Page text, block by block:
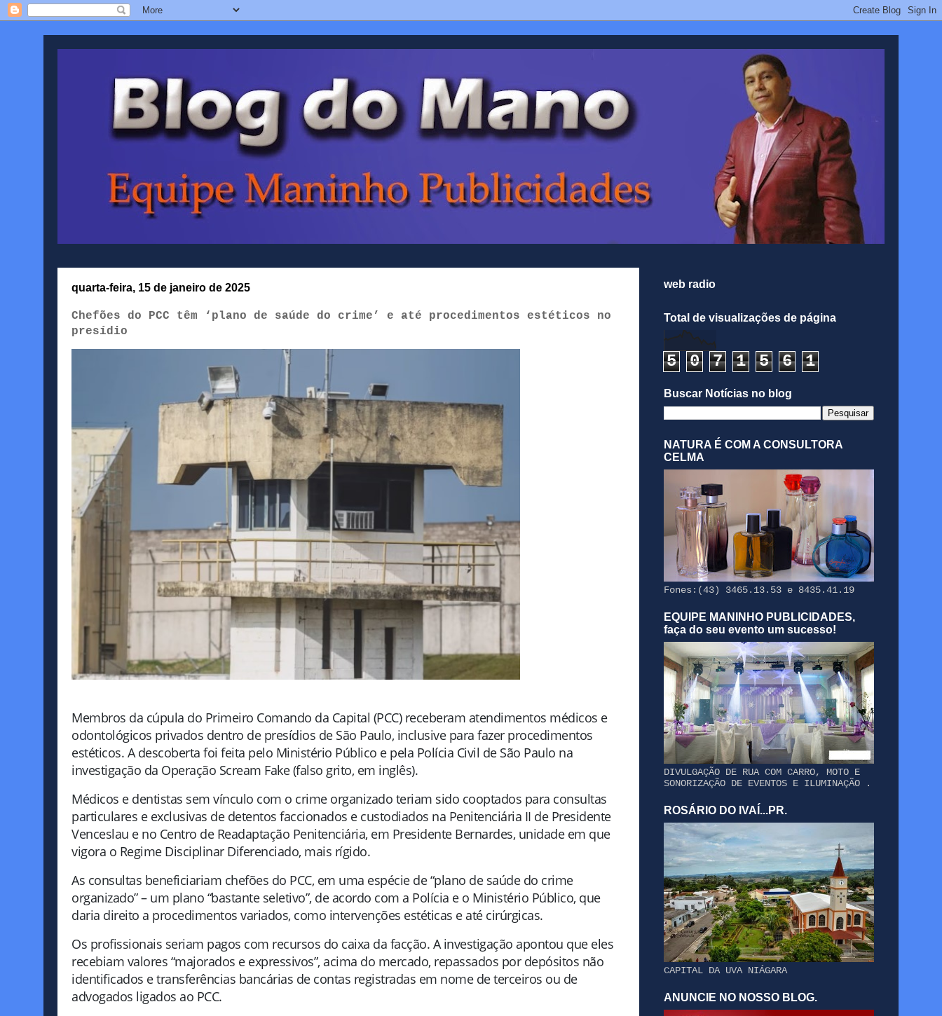
quarta-feira, 15 de janeiro de 2025
Chefões do PCC têm ‘plano de saúde do crime’ e até procedimentos estéticos no
presídio
Membros da cúpula do Primeiro Comando da Capital (PCC) receberam atendimentos médicos e
odontológicos privados dentro de presídios de São Paulo, inclusive para fazer procedimentos
estéticos. A descoberta foi feita pelo Ministério Público e pela Polícia Civil de São Paulo na
investigação da Operação Scream Fake (falso grito, em inglês).
Médicos e dentistas sem vínculo com o crime organizado teriam sido cooptados para consultas
particulares e exclusivas de detentos faccionados e custodiados na Penitenciária II de Presidente
Venceslau e no Centro de Readaptação Penitenciária, em Presidente Bernardes, unidade em que
vigora o Regime Disciplinar Diferenciado, mais rígido.
As consultas beneficiariam chefões do PCC, em uma espécie de “plano de saúde do crime
organizado” – um plano “bastante seletivo”, de acordo com a Polícia e o Ministério Público, que
daria direito a procedimentos variados, como intervenções estéticas e até cirúrgicas.
Os profissionais seriam pagos com recursos do caixa da facção. A investigação apontou que eles
recebiam valores “majorados e expressivos”, acima do mercado, repassados por depósitos não
identificados e transferências bancárias de contas registradas em nome de terceiros ou de
advogados ligados ao PCC.
web radio
Total de visualizações de página
5 0 7 1 5 6 1
Buscar Notícias no blog
NATURA É COM A CONSULTORA
CELMA
Fones:(43) 3465.13.53 e 8435.41.19
EQUIPE MANINHO PUBLICIDADES,
faça do seu evento um sucesso!
DIVULGAÇÃO DE RUA COM CARRO, MOTO E
SONORIZAÇÃO DE EVENTOS E ILUMINAÇÃO .
ROSÁRIO DO IVAÍ...PR.
CAPITAL DA UVA NIÁGARA
ANUNCIE NO NOSSO BLOG.